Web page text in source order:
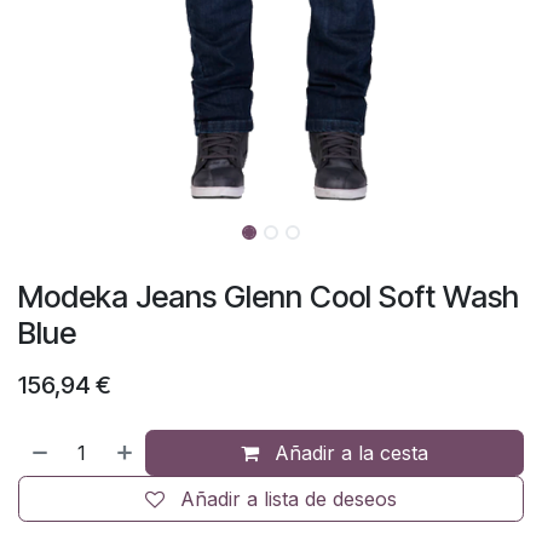
Modeka Jeans Glenn Cool Soft Wash
Blue
156,94 €
Añadir a la cesta
Añadir a lista de deseos